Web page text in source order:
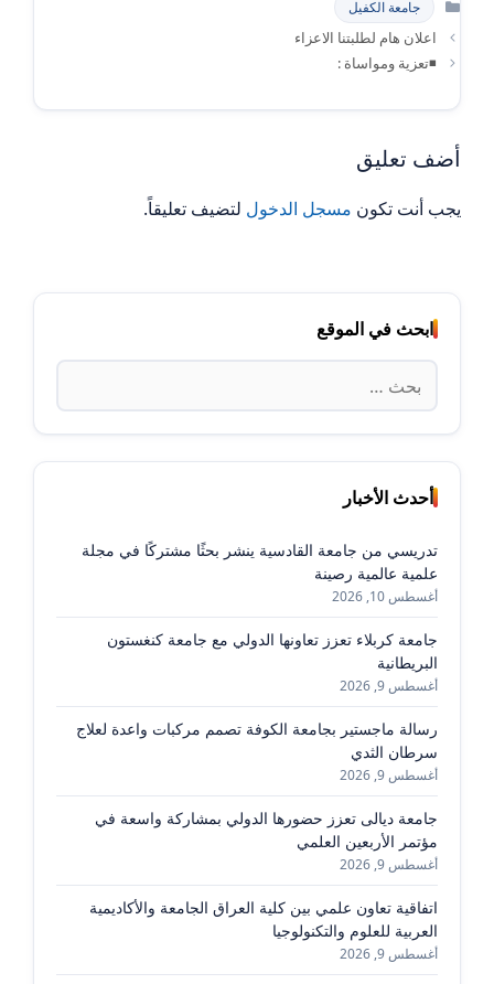
جامعة الكفيل
اعلان هام لطلبتنا الاعزاء
◾تعزية ومواساة :
أضف تعليق
يجب أنت تكون مسجل الدخول لتضيف تعليقاً.
ابحث في الموقع
البحث
عن:
أحدث الأخبار
تدريسي من جامعة القادسية ينشر بحثًا مشتركًا في مجلة
علمية عالمية رصينة
أغسطس 10, 2026
جامعة كربلاء تعزز تعاونها الدولي مع جامعة كنغستون
البريطانية
أغسطس 9, 2026
رسالة ماجستير بجامعة الكوفة تصمم مركبات واعدة لعلاج
سرطان الثدي
أغسطس 9, 2026
جامعة ديالى تعزز حضورها الدولي بمشاركة واسعة في
مؤتمر الأربعين العلمي
أغسطس 9, 2026
اتفاقية تعاون علمي بين كلية العراق الجامعة والأكاديمية
العربية للعلوم والتكنولوجيا
أغسطس 9, 2026